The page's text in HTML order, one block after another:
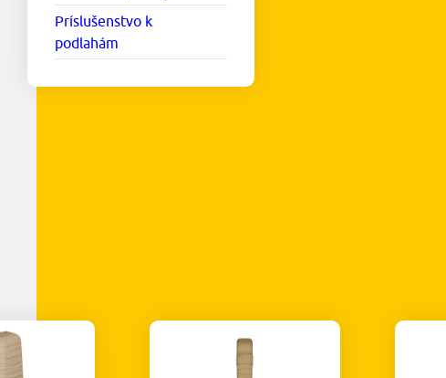
Príslušenstvo k
podlahám